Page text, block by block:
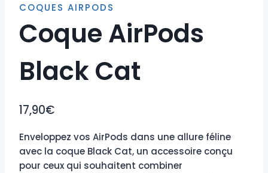
COQUES AIRPODS
Coque AirPods
Black Cat
17,90€
Enveloppez vos AirPods dans une allure féline
avec la coque Black Cat, un accessoire conçu
pour ceux qui souhaitent combiner